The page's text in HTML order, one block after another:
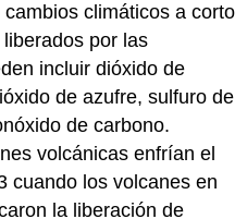
climáticos a corto
por las
incluir dióxido de
de azufre, sulfuro de
de carbono.
volcánicas enfrían el
cuando los volcanes en
la liberación de